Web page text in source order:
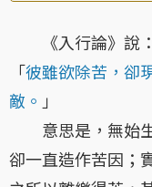
《入行論》說：
「彼雖欲除苦，卻
敵。 」
意思是，無始生
卻一直造作苦因；